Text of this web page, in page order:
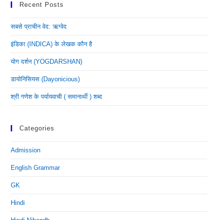
Recent Posts
सबसे प्राचीन वेद: ऋग्वेद
इंडिका (INDICA) के लेखक कौन है
योग दर्शन (YOGDARSHAN)
डायोनिसियस (dayonicious)
श्री गणेश के पर्यायवाची ( समानार्थी ) शब्द
Categories
Admission
English Grammar
GK
Hindi